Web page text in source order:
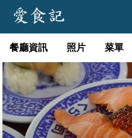
餐廳資訊 照片 菜單